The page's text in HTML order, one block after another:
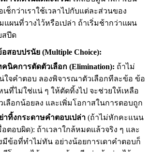
เช็กว่าเราใช้เวลาไปกับแต่ละส่วนของ
ผนที่วางไว้หรือเปล่า ถ้าเริ่มช้ากว่าแผน
สปีด
สอบปรนัย (Multiple Choice):
คนิคการตัดตัวเลือก (Elimination): ถ้าไม่
ใจคำตอบ ลองพิจารณาตัวเลือกทีละข้อ ข้อ
นที่ไม่ใช่แน่ ๆ ให้ตัดทิ้งไป จะช่วยให้เหลือ
เลือกน้อยลง และเพิ่มโอกาสในการตอบถูก
าทิ้งกระดาษคำตอบเปล่า (ถ้าไม่หักคะแนน
อตอบผิด): ถ้าเวลาใกล้หมดแล้วจริง ๆ และ
มีข้อที่ทำไม่ทัน อย่างน้อยการเดาคำตอบก็